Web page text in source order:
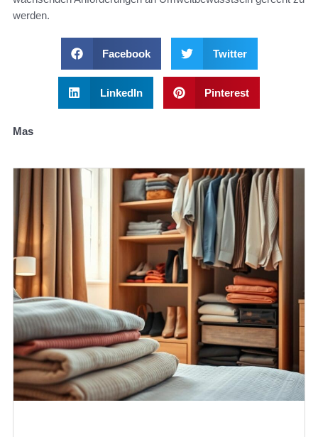
werden.
Facebook Twitter
LinkedIn Pinterest
Mas